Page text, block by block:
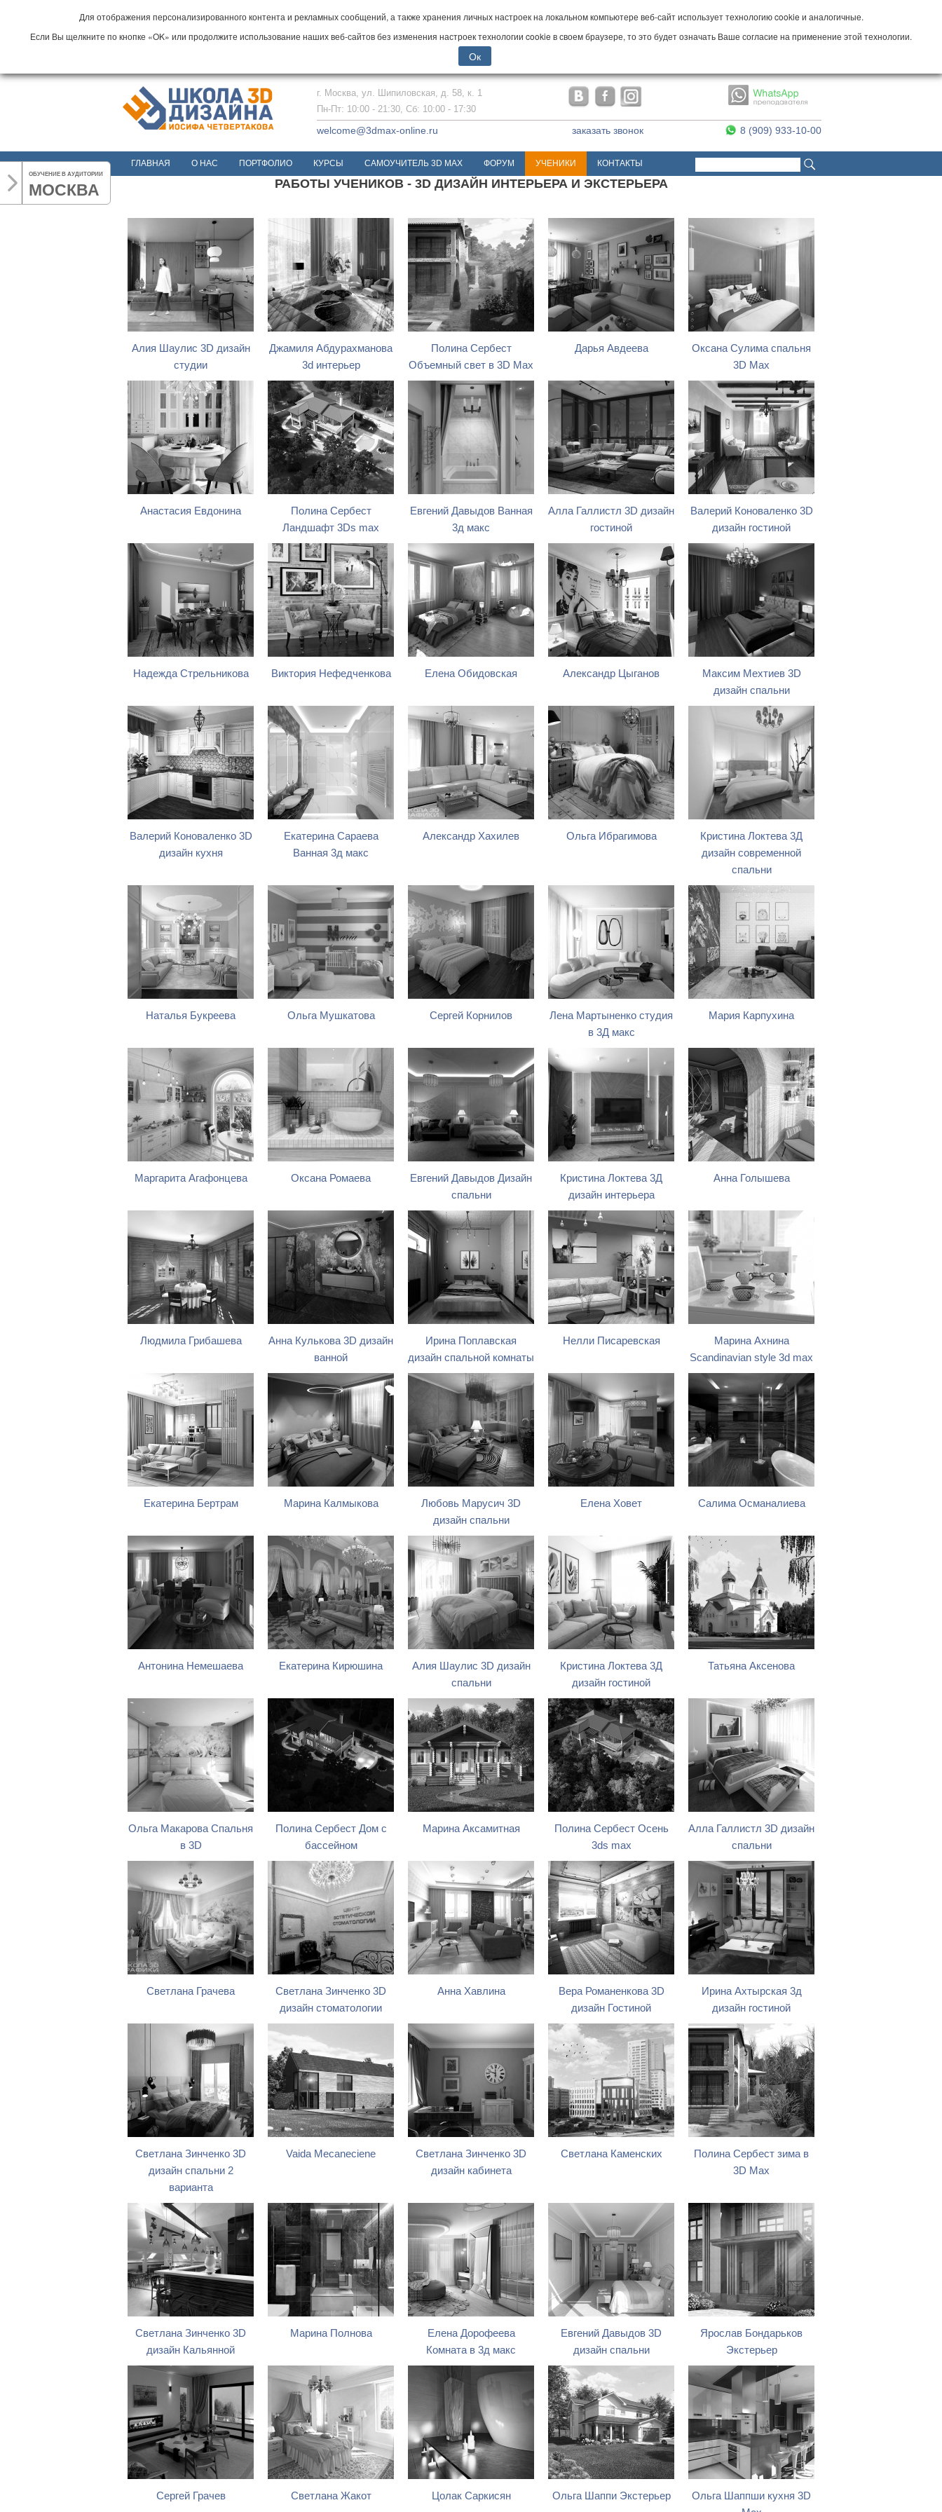
Для отображения персонализированного контента и рекламных сообщений, а также хранения личных настроек на локальном компьютере веб-сайт использует технологию cookie и аналогичные.
Если Вы щелкните по кнопке «OK» или продолжите использование наших веб-сайтов без изменения настроек технологии cookie в своем браузере, то это будет означать Ваше согласие на применение этой технологии.
Ок
г. Москва, ул. Шипиловская, д. 58, к. 1
Пн-Пт: 10:00 - 21:30, Сб: 10:00 - 17:30
welcome@3dmax-online.ru 8 (909) 933-10-00
заказать звонок
ГЛАВНАЯ О НАС ПОРТФОЛИО КУРСЫ САМОУЧИТЕЛЬ 3D MAX ФОРУМ УЧЕНИКИ КОНТАКТЫ
РАБОТЫ УЧЕНИКОВ - 3D ДИЗАЙН ИНТЕРЬЕРА И ЭКСТЕРЬЕРА
Алия Шаулис 3D дизайн
студии
Джамиля Абдурахманова
3d интерьер
Полина Сербест
Объемный свет в 3D Max
Дарья Авдеева
Оксана Сулима спальня
3D Max
Анастасия Евдонина
Полина Сербест
Ландшафт 3Ds max
Евгений Давыдов Ванная
3д макс
Алла Галлистл 3D дизайн
гостиной
Валерий Коноваленко 3D
дизайн гостиной
Надежда Стрельникова Виктория Нефедченкова Елена Обидовская Александр Цыганов
Максим Мехтиев 3D
дизайн спальни
Валерий Коноваленко 3D
дизайн кухня
Екатерина Сараева
Ванная 3д макс
Александр Хахилев Ольга Ибрагимова
Кристина Локтева 3Д
дизайн современной
спальни
Наталья Букреева Ольга Мушкатова Сергей Корнилов
Лена Мартыненко студия
в 3Д макс
Мария Карпухина
Маргарита Агафонцева Оксана Ромаева
Евгений Давыдов Дизайн
спальни
Кристина Локтева 3Д
дизайн интерьера
Анна Голышева
Людмила Грибашева
Анна Кулькова 3D дизайн
ванной
Ирина Поплавская
дизайн спальной комнаты
Нелли Писаревская
Марина Ахнина
Scandinavian style 3d max
Екатерина Бертрам Марина Калмыкова
Любовь Марусич 3D
дизайн спальни
Елена Ховет Салима Османалиева
Антонина Немешаева Екатерина Кирюшина
Алия Шаулис 3D дизайн
спальни
Кристина Локтева 3Д
дизайн гостиной
Татьяна Аксенова
Ольга Макарова Спальня
в 3D
Полина Сербест Дом с
бассейном
Марина Аксамитная
Полина Сербест Осень
3ds max
Алла Галлистл 3D дизайн
спальни
Светлана Грачева
Светлана Зинченко 3D
дизайн стоматологии
Анна Хавлина
Вера Романенкова 3D
дизайн Гостиной
Ирина Ахтырская 3д
дизайн гостиной
Светлана Зинченко 3D
дизайн спальни 2
варианта
Vaida Mecaneciene
Светлана Зинченко 3D
дизайн кабинета
Светлана Каменских
Полина Сербест зима в
3D Max
Светлана Зинченко 3D
дизайн Кальянной
Марина Полнова
Елена Дорофеева
Комната в 3д макс
Евгений Давыдов 3D
дизайн спальни
Ярослав Бондарьков
Экстерьер
Сергей Грачев Светлана Жакот Цолак Саркисян Ольга Шаппи Экстерьер
Ольга Шаппши кухня 3D
ОБУЧЕНИЕ В АУДИТОРИИ
МОСКВА